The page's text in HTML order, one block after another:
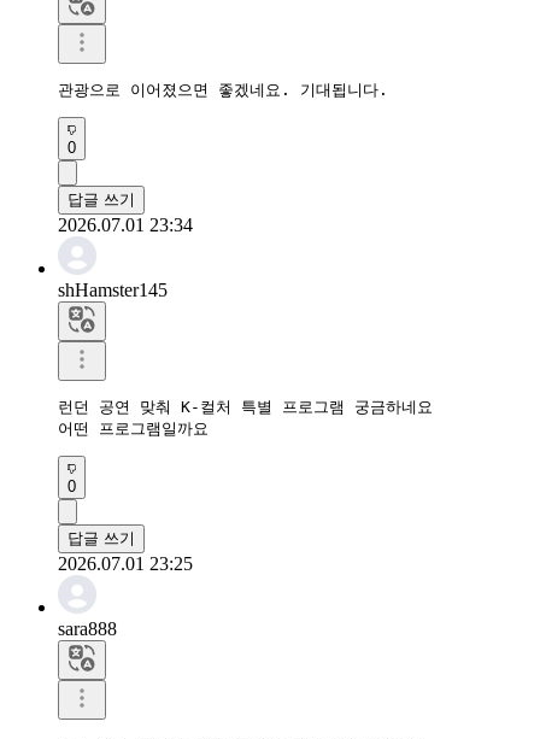
관광으로 이어졌으면 좋겠네요. 기대됩니다.
0
답글 쓰기
2026.07.01 23:34
shHamster145
런던 공연 맞춰 K-컬처 특별 프로그램 궁금하네요
어떤 프로그램일까요
0
답글 쓰기
2026.07.01 23:25
sara888